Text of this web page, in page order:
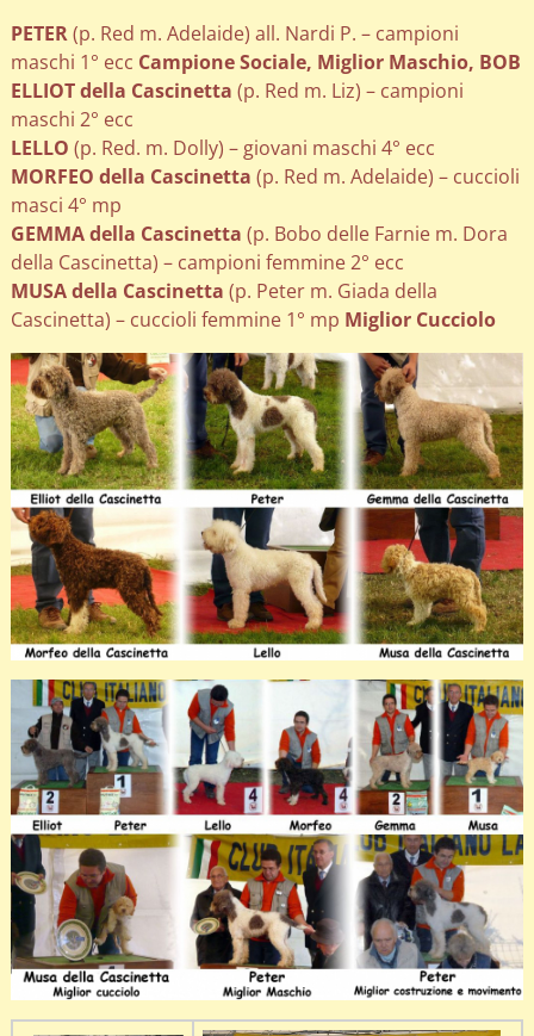
PETER(p. Red m. Adelaide) all. Nardi P. – campioni
maschi 1° ecc Campione Sociale, Miglior Maschio, BOB
ELLIOT della Cascinetta (p. Red m. Liz) – campioni
maschi 2° ecc
LELLO (p. Red. m. Dolly) – giovani maschi 4° ecc
MORFEO della Cascinetta (p. Red m. Adelaide) – cuccioli
masci 4° mp
GEMMA della Cascinetta (p. Bobo delle Farnie m. Dora
della Cascinetta) – campioni femmine 2° ecc
MUSA della Cascinetta (p. Peter m. Giada della
Cascinetta) – cuccioli femmine 1° mp Miglior Cucciolo